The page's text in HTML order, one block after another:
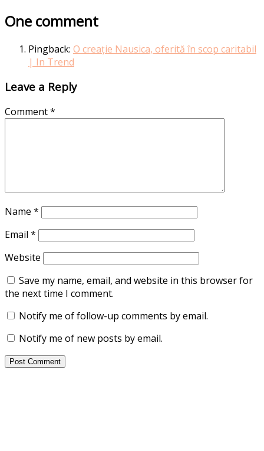
One comment
Pingback: O creație Nausica, oferită în scop caritabil
| In Trend
Leave a Reply
Comment*
Name *
Email *
Website
Save my name, email, and website in this browser for
the next time I comment.
Notify me of follow-up comments by email.
Notify me of new posts by email.